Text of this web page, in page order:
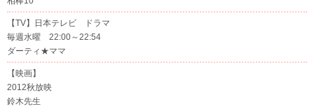
【TV】日本テレビ ドラマ
毎週水曜 22:00～22:54
ダーティ★ママ
【映画】
2012秋放映
鈴木先生